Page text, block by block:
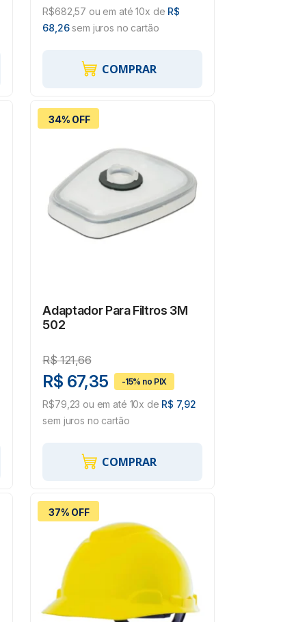
R$682,57 ou em até 10x de R$
68,26sem juros no cartão
COMPRAR
34% OFF
Adaptador Para Filtros 3M
502
R$121,66
R$ 67,35
R$79,23 ou em até 10x de R$ 7,92
sem juros no cartão
COMPRAR
37% OFF